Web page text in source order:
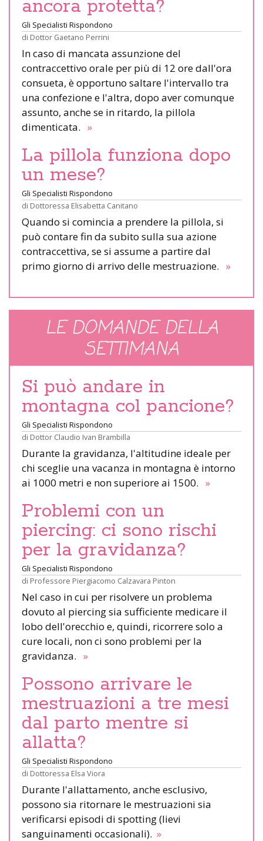
ancora protetta?
Gli Specialisti Rispondono
di Dottor Gaetano Perrini
In caso di mancata assunzione del
contraccettivo orale per più di 12 ore dall'ora
consueta, è opportuno saltare l'intervallo tra
una confezione e l'altra, dopo aver comunque
assunto, anche se in ritardo, la pillola
dimenticata. »
La pillola funziona dopo
un mese?
Gli Specialisti Rispondono
di Dottoressa Elisabetta Canitano
Quando si comincia a prendere la pillola, si
può contare fin da subito sulla sua azione
contraccettiva, se si assume a partire dal
primo giorno di arrivo delle mestruazione. »
LE DOMANDE DELLA
SETTIMANA
Si può andare in
montagna col pancione?
Gli Specialisti Rispondono
di Dottor Claudio Ivan Brambilla
Durante la gravidanza, l'altitudine ideale per
chi sceglie una vacanza in montagna è intorno
ai 1000 metri e non superiore ai 1500. »
Problemi con un
piercing: ci sono rischi
per la gravidanza?
Gli Specialisti Rispondono
di Professore Piergiacomo Calzavara Pinton
Nel caso in cui per risolvere un problema
dovuto al piercing sia sufficiente medicare il
lobo dell'orecchio e, quindi, ricorrere solo a
cure locali, non ci sono problemi per la
gravidanza. »
Possono arrivare le
mestruazioni a tre mesi
dal parto mentre si
allatta?
Gli Specialisti Rispondono
di Dottoressa Elsa Viora
Durante l'allattamento, anche esclusivo,
possono sia ritornare le mestruazioni sia
verificarsi episodi di spotting (lievi
sanguinamenti occasionali). »